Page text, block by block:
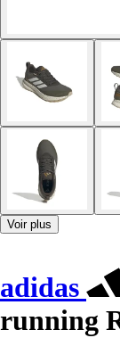
Voir plus
adidas
running